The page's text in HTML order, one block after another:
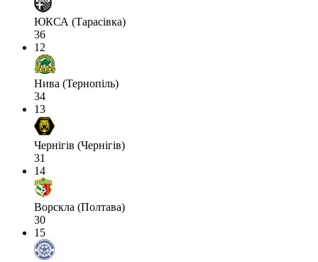
ЮКСА (Тарасівка)
36
12
Нива (Тернопіль)
34
13
Чернігів (Чернігів)
31
14
Ворскла (Полтава)
30
15